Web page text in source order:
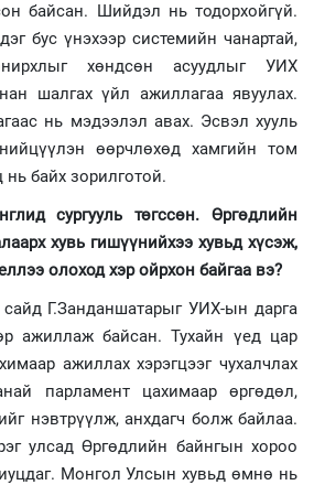
байсан. Шийдэл нь тодорхойгүй.
бус үнэхээр системийн чанартай,
хөндсөн асуудлыг УИХ
шалгах үйл ажиллагаа явуулах.
нь мэдээлэл авах. Эсвэл хууль
өөрчлөхөд хамгийн том
нь байх зорилготой.
сургууль төгссөн. Өргөдлийн
хувь гишүүнийхээ хувьд хүсэж,
олоход хэр ойрхон байгаа вэ?
Г.Занданшатарыг УИХ-ын дарга
ажиллаж байсан. Тухайн үед цар
ажиллах хэрэгцээг чухалчлах
парламент цахимаар өргөдөл,
нэвтрүүлж, анхдагч болж байлаа.
улсад Өргөдлийн байнгын хороо
Монгол Улсын хувьд өмнө нь